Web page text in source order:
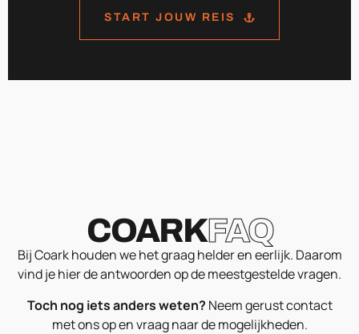
START JOUW REIS
COARKFAQ
Bij Coark houden we het graag helder en eerlijk. Daarom
vind je hier de antwoorden op de meestgestelde vragen.
Toch nog iets anders weten? Neem gerust contact
met ons op en vraag naar de mogelijkheden.